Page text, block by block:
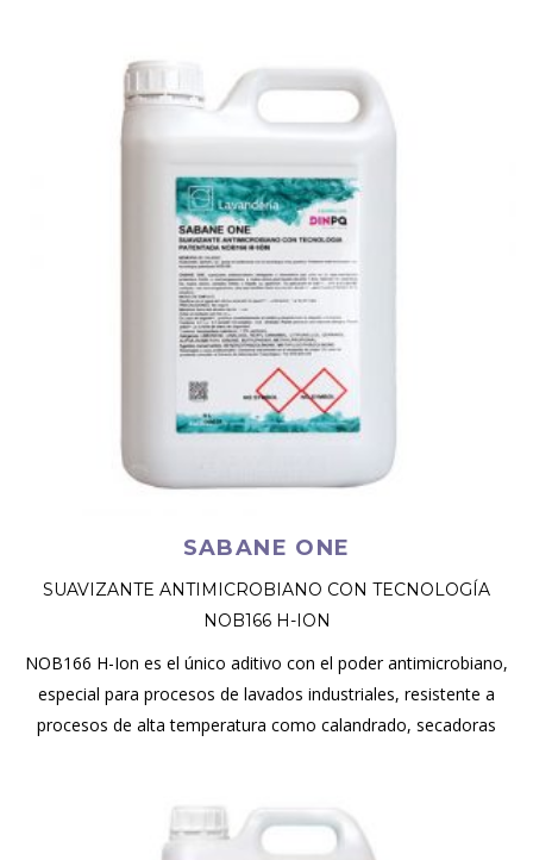
SABANE ONE
SUAVIZANTE ANTIMICROBIANO CON TECNOLOGÍA
NOB166 H-ION
NOB166 H-Ion es el único aditivo con el poder antimicrobiano,
especial para procesos de lavados industriales, resistente a
procesos de alta temperatura como calandrado, secadoras